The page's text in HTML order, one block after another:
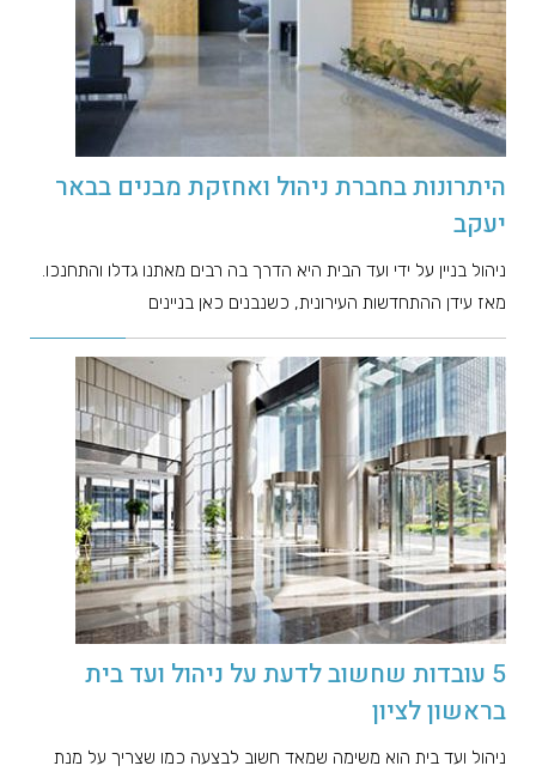
היתרונות בחברת ניהול ואחזקת מבנים בבאר
יעקב
ניהול בניין על ידי ועד הבית היא הדרך בה רבים מאתנו גדלו והתחנכו.
מאז עידן ההתחדשות העירונית, כשנבנים כאן בניינים
5 עובדות שחשוב לדעת על ניהול ועד בית
בראשון לציון
ניהול ועד בית הוא משימה שמאד חשוב לבצעה כמו שצריך על מנת